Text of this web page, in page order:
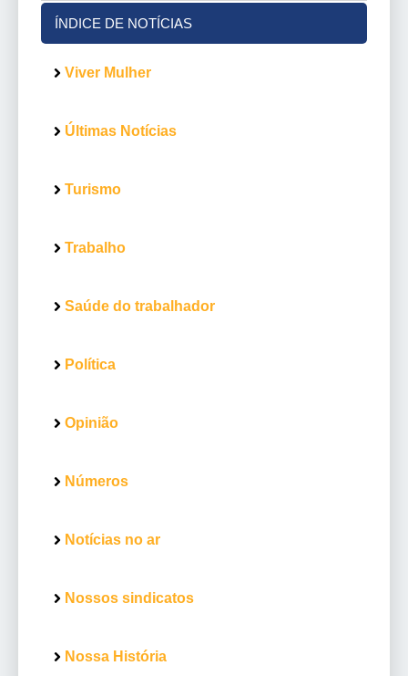
ÍNDICE DE NOTÍCIAS
Viver Mulher
Últimas Notícias
Turismo
Trabalho
Saúde do trabalhador
Política
Opinião
Números
Notícias no ar
Nossos sindicatos
Nossa História